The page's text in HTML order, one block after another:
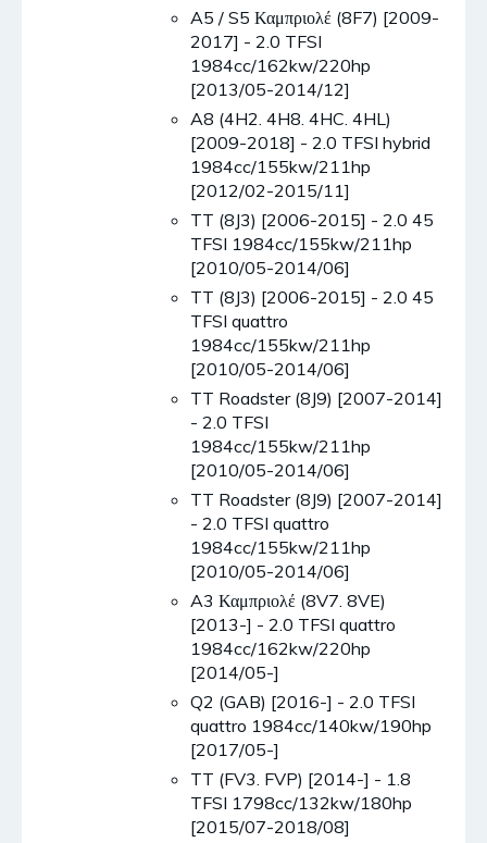
A5 / S5 Καμπριολέ (8F7) [2009-
2017] - 2.0 TFSI
1984cc/162kw/220hp
[2013/05-2014/12]
A8 (4H2. 4H8. 4HC. 4HL)
[2009-2018] - 2.0 TFSI hybrid
1984cc/155kw/211hp
[2012/02-2015/11]
TT (8J3) [2006-2015] - 2.0 45
TFSI 1984cc/155kw/211hp
[2010/05-2014/06]
TT (8J3) [2006-2015] - 2.0 45
TFSI quattro
1984cc/155kw/211hp
[2010/05-2014/06]
TT Roadster (8J9) [2007-2014]
- 2.0 TFSI
1984cc/155kw/211hp
[2010/05-2014/06]
TT Roadster (8J9) [2007-2014]
- 2.0 TFSI quattro
1984cc/155kw/211hp
[2010/05-2014/06]
A3 Καμπριολέ (8V7. 8VE)
[2013-] - 2.0 TFSI quattro
1984cc/162kw/220hp
[2014/05-]
Q2 (GAB) [2016-] - 2.0 TFSI
quattro 1984cc/140kw/190hp
[2017/05-]
TT (FV3. FVP) [2014-] - 1.8
TFSI 1798cc/132kw/180hp
[2015/07-2018/08]